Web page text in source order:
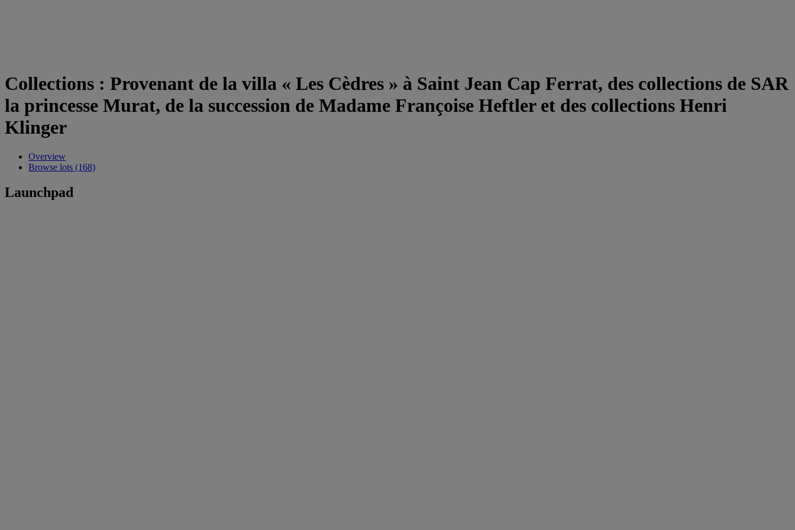
Collections : Provenant de la villa « Les Cèdres » à Saint Jean Cap Ferrat, des collections de SAR
la princesse Murat, de la succession de Madame Françoise Heftler et des collections Henri
Klinger
Overview
Browse lots (168)
Launchpad